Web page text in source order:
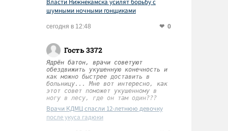
Власти Нижнекамска усилят борьбу с
шумными ночными гонщиками
сегодня в 12:48 0
Гость 3372
Ядрён батон, врачи советуют
обездвижить укушенную конечность и
как можно быстрее доставить в
больницу... Мне вот интересно, как
этот совет поможет укушенному в
ногу в лесу, где он там один???
Врачи КДМЦ спасли 12-летнюю девочку
после укуса гадюки